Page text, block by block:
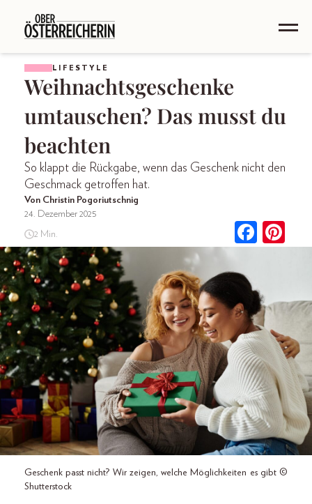
LIFESTYLE
Weihnachtsgeschenke
umtauschen? Das musst du
beachten
So klappt die Rückgabe, wenn das Geschenk nicht den
Geschmack getroffen hat.
Von Christin Pogoriutschnig
24. Dezember 2025
2 Min.
Geschenk passt nicht? Wir zeigen, welche Möglichkeiten es gibt ©
Shutterstock